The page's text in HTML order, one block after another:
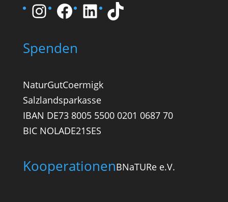
Instagram
Facebook
LinkedIn
TikTok
Spenden
NaturGutCoermigk
Salzlandsparkasse
IBAN DE73 8005 5500 0201 0687 70
BIC NOLADE21SES
KooperationenBNaTURe e.V.